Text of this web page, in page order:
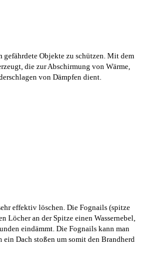
gefährdete Objekte zu schützen. Mit dem
die zur Abschirmung von Wärme,
von Dämpfen dient.
effektiv löschen. Die Fognails (spitze
Löcher an der Spitze einen Wassernebel,
eindämmt. Die Fognails kann man
Dach stoßen um somit den Brandherd